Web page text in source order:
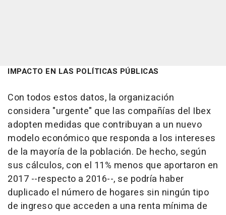
IMPACTO EN LAS POLÍTICAS PÚBLICAS
Con todos estos datos, la organización
considera "urgente" que las compañías del Ibex
adopten medidas que contribuyan a un nuevo
modelo económico que responda a los intereses
de la mayoría de la población. De hecho, según
sus cálculos, con el 11% menos que aportaron en
2017 --respecto a 2016--, se podría haber
duplicado el número de hogares sin ningún tipo
de ingreso que acceden a una renta mínima de